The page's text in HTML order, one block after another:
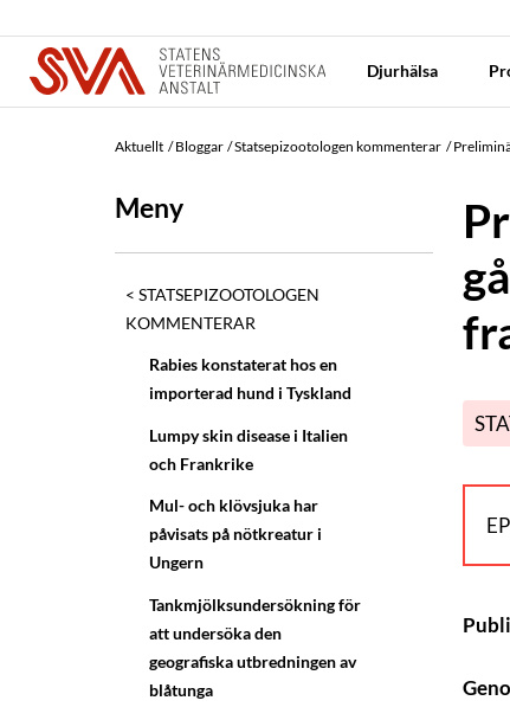
Djurhälsa
Aktuellt Bloggar Statsepizootologen kommenterar
Meny
STATSEPIZOOTOLOGEN
KOMMENTERAR
Rabies konstaterat hos en
importerad hund i Tyskland
Lumpy skin disease i Italien
och Frankrike
Mul- och klövsjuka har
påvisats på nötkreatur i
Ungern
Tankmjölksundersökning för
att undersöka den
geografiska utbredningen av
blåtunga